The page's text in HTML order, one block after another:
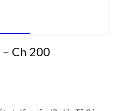
Ch 200